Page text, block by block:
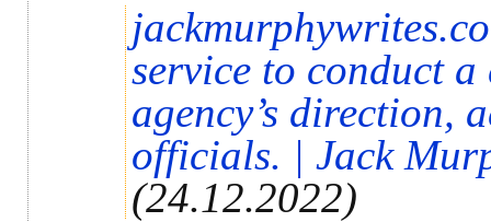
service to conduct
agency’s direction,
officials. | Jack
(24.12.2022)